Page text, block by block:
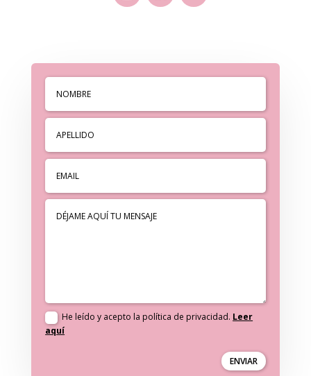
He leído y acepto la política de privacidad. Leer
aquí
ENVIAR